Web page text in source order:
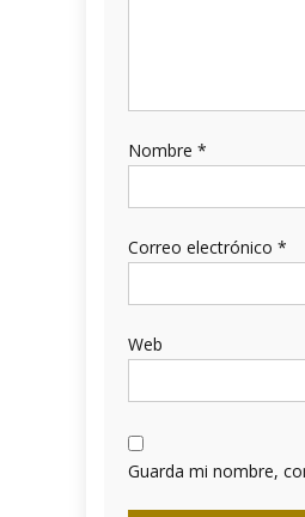
Nombre *
Correo electrónico *
Web
Guarda mi nombre,